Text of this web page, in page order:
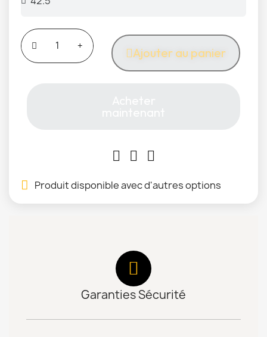
Ajouter au panier
Produit disponible avec d'autres options
Garanties Sécurité